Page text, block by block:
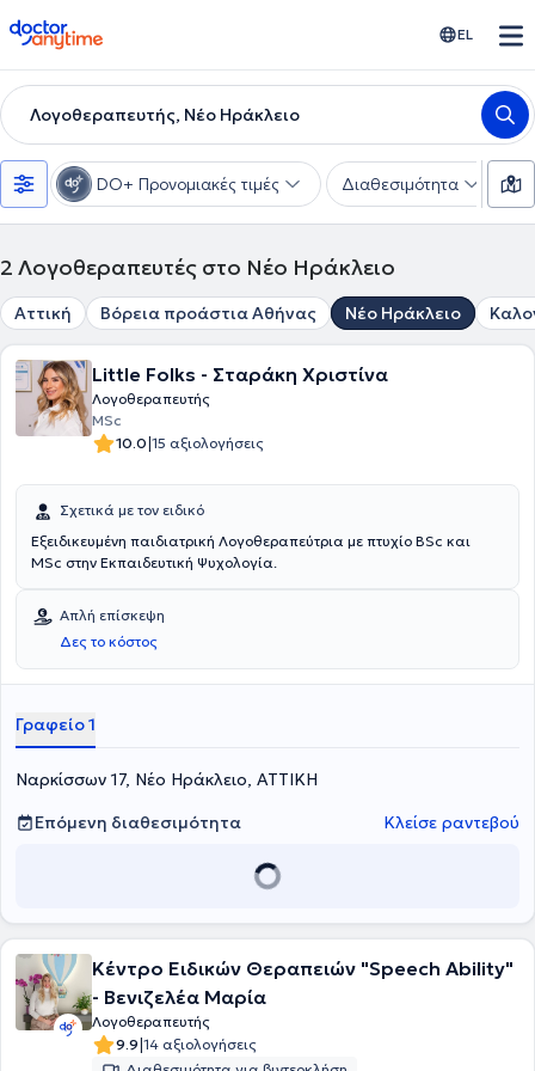
doctoranytime EL
Λογοθεραπευτής, Νέο Ηράκλειο
DO+ Προνομιακές τιμές Διαθεσιμότητα
2 Λογοθεραπευτές στο Νέο Ηράκλειο
Αττική Βόρεια προάστια Αθήνας Νέο Ηράκλειο
Little Folks - Σταράκη Χριστίνα
Λογοθεραπευτής
MSc
10.0|15 αξιολογήσεις
Σχετικά με τον ειδικό
Εξειδικευμένη παιδιατρική Λογοθεραπεύτρια με πτυχίο BSc και
MSc στην Εκπαιδευτική Ψυχολογία.
Απλή επίσκεψη
Δες το κόστος
Γραφείο 1
Ναρκίσσων 17, Νέο Ηράκλειο, ΑΤΤΙΚΗ
Επόμενη διαθεσιμότητα
Κλείσε ραντεβού
Κέντρο Ειδικών Θεραπειών "Speech Ability"
- Βενιζελέα Μαρία
Λογοθεραπευτής
9.9|14 αξιολογήσεις